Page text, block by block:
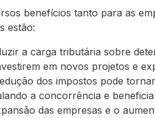
benefícios tanto para as
estão:
a carga tributária sobre
em novos projetos e
dos impostos pode
a concorrência e
das empresas e o